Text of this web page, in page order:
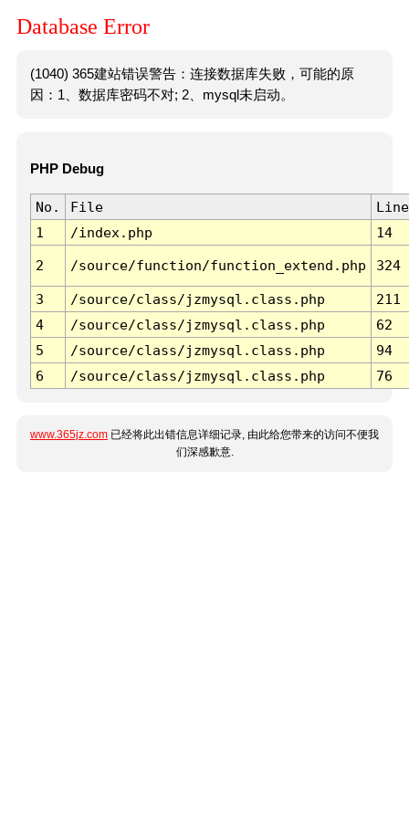
Database Error
(1040) 365建站错误警告：连接数据库失败，可能的原
因：1、数据库密码不对; 2、mysql未启动。
PHP Debug
No. File
Line
1
/index.php 14
2 /source/function/function_extend.php 324
3 /source/class/jzmysql.class.php
211
4
/source/class/jzmysql.class.php
62
5
/source/class/jzmysql.class.php
94
6
/source/class/jzmysql.class.php 76
www.365jz.com 已经将此出错信息详细记录, 由此给您带来的访问不便我
们深感歉意.